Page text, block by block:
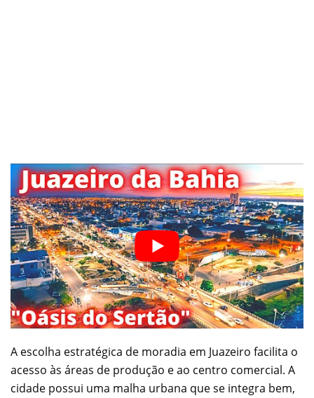
A escolha estratégica de moradia em Juazeiro facilita o
acesso às áreas de produção e ao centro comercial. A
cidade possui uma malha urbana que se integra bem,